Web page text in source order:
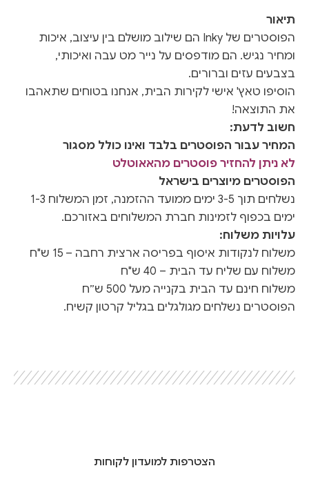
תיאור
הפוסטרים של Inky הם שילוב מושלם בין עיצוב, איכות
ומחיר נגיש. הם מודפסים על נייר מט עבה ואיכותי,
בצבעים עזים וברורים.
הוסיפו טאץ' אישי לקירות הבית, אנחנו בטוחים שתאהבו
את התוצאה!
חשוב לדעת:
המחיר עבור הפוסטרים בלבד ואינו כולל מסגור
לא ניתן להחזיר פוסטרים מהאאוטלט
הפוסטרים מיוצרים בישראל
נשלחים תוך 3-5 ימים ממועד ההזמנה, זמן המשלוח 1-3
ימים בכפוף לזמינות חברת המשלוחים באזורכם.
עלויות משלוח:
משלוח לנקודות איסוף בפריסה ארצית רחבה – 15 ש"ח
משלוח עם שליח עד הבית – 40 ש"ח
משלוח חינם עד הבית בקנייה מעל 500 ש״ח
הפוסטרים נשלחים מגולגלים בגליל קרטון קשיח.
הצטרפות למועדון לקוחות